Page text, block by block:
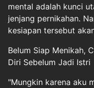
mental adalah kunci
jenjang pernikahan.
kesiapan tersebut
Belum Siap Menikah,
Diri Sebelum Jadi Istri
"Mungkin karena aku